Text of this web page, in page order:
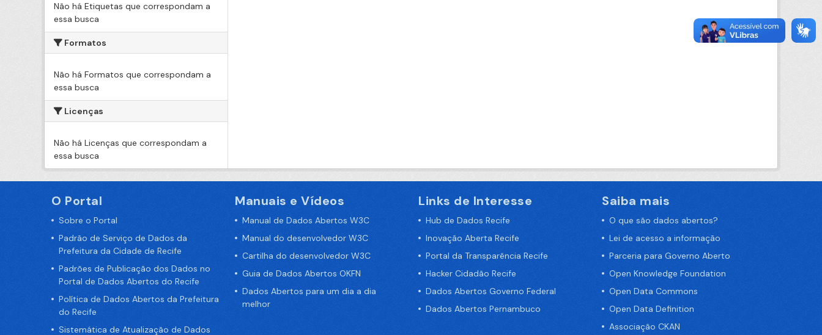
Não há Etiquetas que correspondam a
essa busca
Formatos
Não há Formatos que correspondam a
essa busca
Licenças
Não há Licenças que correspondam a
essa busca
O Portal
Sobre o Portal
Padrão de Serviço de Dados da
Prefeitura da Cidade de Recife
Padrões de Publicação dos Dados no
Portal de Dados Abertos do Recife
Política de Dados Abertos da Prefeitura
do Recife
Sistemática de Atualização de Dados
Manuais e Vídeos
Manual de Dados Abertos W3C
Manual do desenvolvedor W3C
Cartilha do desenvolvedor W3C
Guia de Dados Abertos OKFN
Dados Abertos para um dia a dia
melhor
Links de Interesse
Hub de Dados Recife
Inovação Aberta Recife
Portal da Transparência Recife
Hacker Cidadão Recife
Dados Abertos Governo Federal
Dados Abertos Pernambuco
Saiba mais
O que são dados abertos?
Lei de acesso a informação
Parceria para Governo Aberto
Open Knowledge Foundation
Open Data Commons
Open Data Definition
Associação CKAN